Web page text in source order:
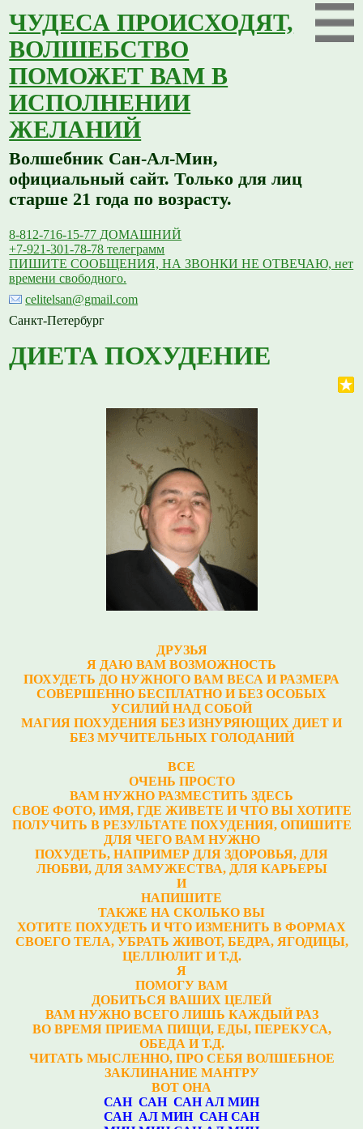
ЧУДЕСА ПРОИСХОДЯТ,
ВОЛШЕБСТВО
ПОМОЖЕТ ВАМ В
ИСПОЛНЕНИИ
ЖЕЛАНИЙ
Волшебник Сан-Ал-Мин,
официальный сайт. Только для лиц
старше 21 года по возрасту.
8-812-716-15-77 ДОМАШНИЙ
+7-921-301-78-78 телеграмм
ПИШИТЕ СООБЩЕНИЯ, НА ЗВОНКИ НЕ ОТВЕЧАЮ, нет
времени свободного.
celitelsan@gmail.com
Санкт-Петербург
ДИЕТА ПОХУДЕНИЕ
ДРУЗЬЯ
Я ДАЮ ВАМ ВОЗМОЖНОСТЬ
ПОХУДЕТЬ ДО НУЖНОГО ВАМ ВЕСА И РАЗМЕРА
СОВЕРШЕННО БЕСПЛАТНО И БЕЗ ОСОБЫХ
УСИЛИЙ НАД СОБОЙ
МАГИЯ ПОХУДЕНИЯ БЕЗ ИЗНУРЯЮЩИХ ДИЕТ И
БЕЗ МУЧИТЕЛЬНЫХ ГОЛОДАНИЙ
ВСЕ
ОЧЕНЬ ПРОСТО
ВАМ НУЖНО РАЗМЕСТИТЬ ЗДЕСЬ
СВОЕ ФОТО, ИМЯ, ГДЕ ЖИВЕТЕ И ЧТО ВЫ ХОТИТЕ
ПОЛУЧИТЬ В РЕЗУЛЬТАТЕ ПОХУДЕНИЯ, ОПИШИТЕ
ДЛЯ ЧЕГО ВАМ НУЖНО
ПОХУДЕТЬ, НАПРИМЕР ДЛЯ ЗДОРОВЬЯ, ДЛЯ
ЛЮБВИ, ДЛЯ ЗАМУЖЕСТВА, ДЛЯ КАРЬЕРЫ
И
НАПИШИТЕ
ТАКЖЕ НА СКОЛЬКО ВЫ
ХОТИТЕ ПОХУДЕТЬ И ЧТО ИЗМЕНИТЬ В ФОРМАХ
СВОЕГО ТЕЛА, УБРАТЬ ЖИВОТ, БЕДРА, ЯГОДИЦЫ,
ЦЕЛЛЮЛИТ И Т.Д.
Я
ПОМОГУ ВАМ
ДОБИТЬСЯ ВАШИХ ЦЕЛЕЙ
ВАМ НУЖНО ВСЕГО ЛИШЬ КАЖДЫЙ РАЗ
ВО ВРЕМЯ ПРИЕМА ПИЩИ, ЕДЫ, ПЕРЕКУСА,
ОБЕДА И Т.Д.
ЧИТАТЬ МЫСЛЕННО, ПРО СЕБЯ ВОЛШЕБНОЕ
ЗАКЛИНАНИЕ МАНТРУ
ВОТ ОНА
САН САН САН АЛ МИН
САН АЛ МИН САН САН